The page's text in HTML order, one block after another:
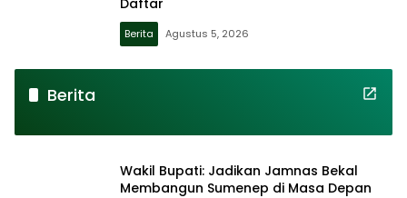
Berita Agustus 5, 2026
Berita
Wakil Bupati: Jadikan Jamnas Bekal
Membangun Sumenep di Masa Depan